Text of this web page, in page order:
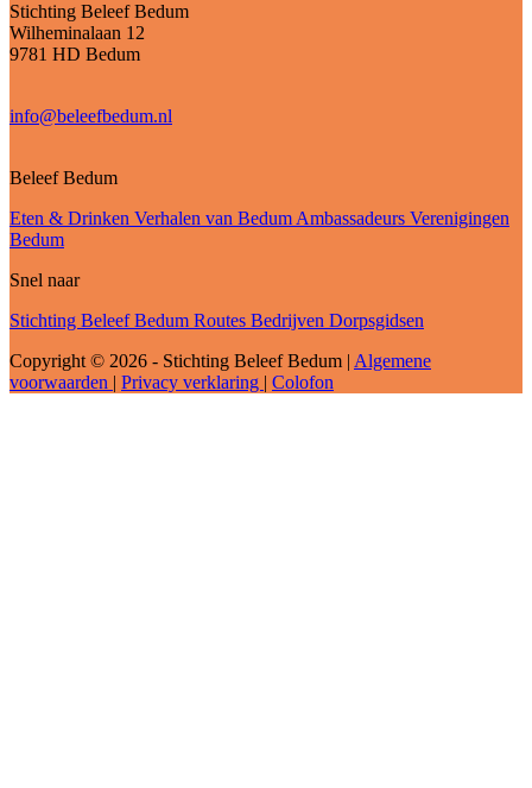
Stichting Beleef Bedum
Wilheminalaan 12
9781 HD Bedum
info@beleefbedum.nl
Beleef Bedum
Eten & Drinken Verhalen van Bedum Ambassadeurs Verenigingen
Bedum
Snel naar
Stichting Beleef Bedum Routes Bedrijven Dorpsgidsen
Copyright © 2026 - Stichting Beleef Bedum | Algemene
voorwaarden | Privacy verklaring | Colofon